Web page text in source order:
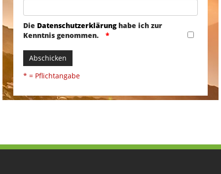
Die Datenschutzerklärunghabe ich zur
Kenntnis genommen.
Abschicken
* = Pflichtangabe